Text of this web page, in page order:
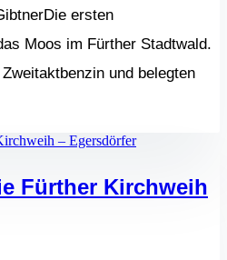
ersten
Moos im Fürther Stadtwald.
und belegten
Fürther Kirchweih